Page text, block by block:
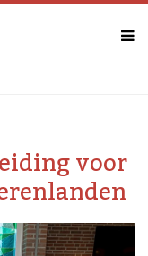
voor